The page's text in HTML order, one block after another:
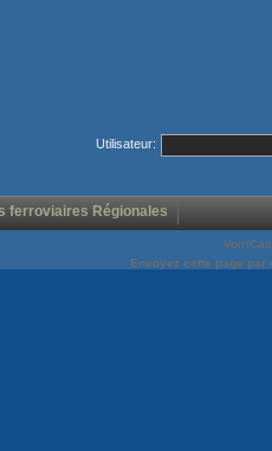
Utilisateur:
ferroviaires Régionales
Voir/
Envoyez cette page